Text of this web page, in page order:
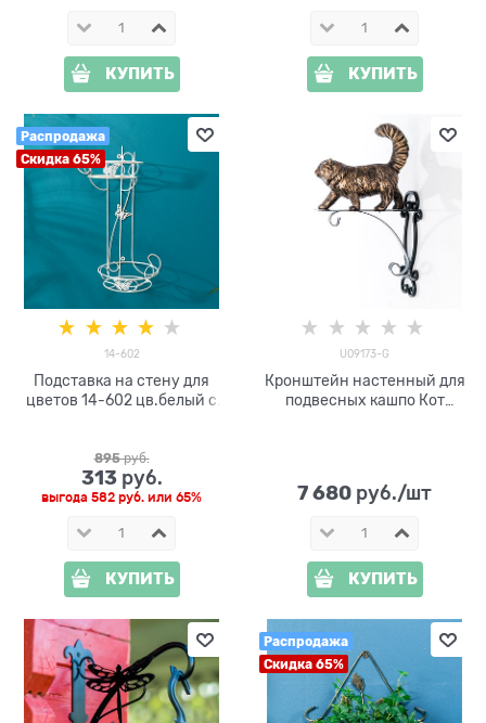
КУПИТЬ КУПИТЬ
Распродажа
Скидка 65%
14-602
Подставка на стену для
цветов 14-602 цв.белый с
895 руб.
313 руб.
выгода 582 руб. или 65%
КУПИТЬ
U09173-G
Кронштейн настенный для
подвесных кашпо Кот
7 680 руб./шт
КУПИТЬ
Распродажа
Скидка 65%